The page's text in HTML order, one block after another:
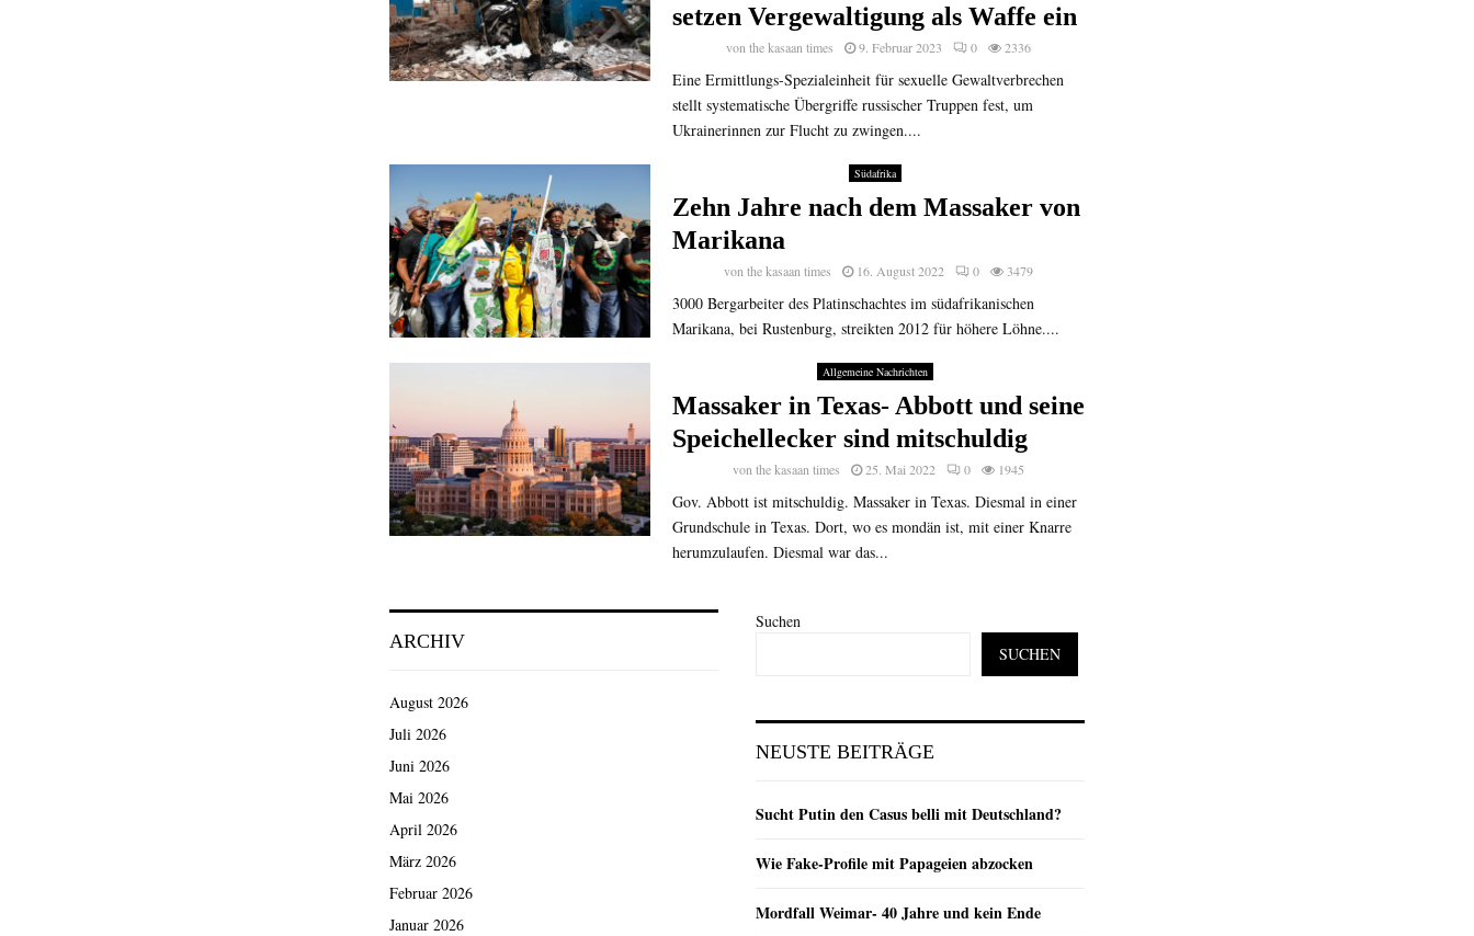
setzen Vergewaltigung als Waffe ein
von the kasaan times 9. Februar 2023 0 2336
Eine Ermittlungs-Spezialeinheit für sexuelle Gewaltverbrechen
stellt systematische Übergriffe russischer Truppen fest, um
Ukrainerinnen zur Flucht zu zwingen....
Südafrika
Zehn Jahre nach dem Massaker von
Marikana
von the kasaan times 16. August 2022 0 3479
3000 Bergarbeiter des Platinschachtes im südafrikanischen
Marikana, bei Rustenburg, streikten 2012 für höhere Löhne....
Allgemeine Nachrichten
Massaker in Texas- Abbott und seine
Speichellecker sind mitschuldig
von the kasaan times 25. Mai 2022 0 1945
Gov. Abbott ist mitschuldig. Massaker in Texas. Diesmal in einer
Grundschule in Texas. Dort, wo es mondän ist, mit einer Knarre
herumzulaufen. Diesmal war das...
ARCHIV
August 2026
Juli 2026
Juni 2026
Mai 2026
April 2026
März 2026
Februar 2026
Januar 2026
Suchen
SUCHEN
NEUSTE BEITRÄGE
Sucht Putin den Casus belli mit Deutschland?
Wie Fake-Profile mit Papageien abzocken
Mordfall Weimar- 40 Jahre und kein Ende